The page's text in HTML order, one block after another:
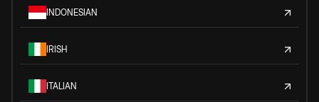
INDONESIAN
IRISH
ITALIAN